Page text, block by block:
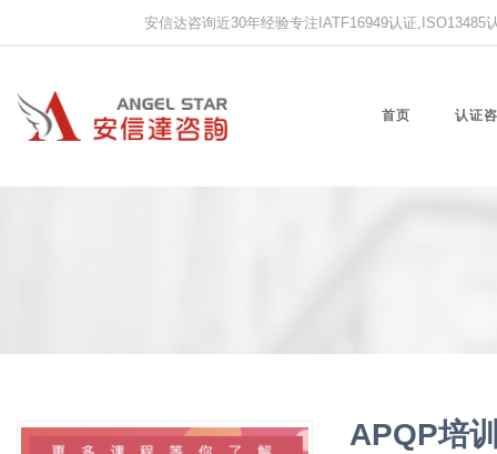
安信达咨询近30年经验专注IATF16949认证
首页 认证
APQP培